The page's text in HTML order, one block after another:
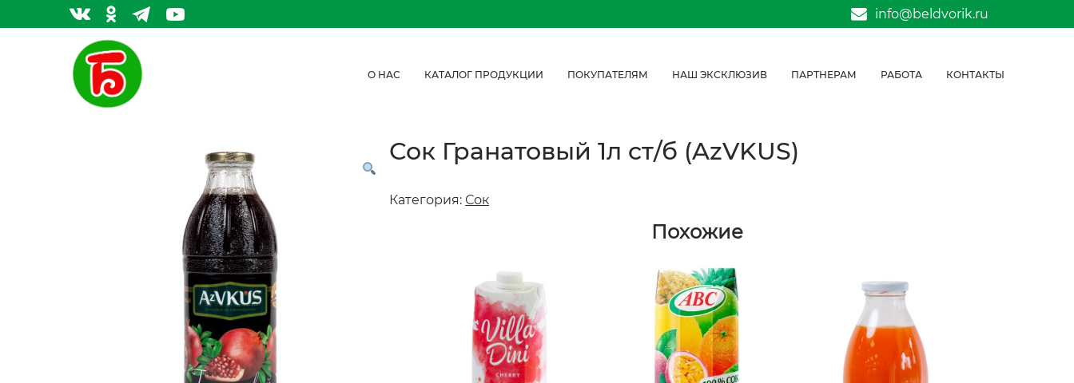
info@beldvorik.ru
О НАС КАТАЛОГ ПРОДУКЦИИ ПОКУПАТЕЛЯМ НАШ ЭКСКЛЮЗИВ ПАРТНЕРАМ РАБОТА КОНТАКТЫ
Сок Гранатовый 1л ст/б (AzVKUS)
Категория: Сок
Похожие